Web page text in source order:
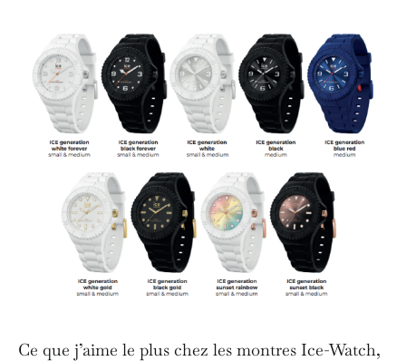
Ce que j’aime le plus chez les montres Ice-Watch,